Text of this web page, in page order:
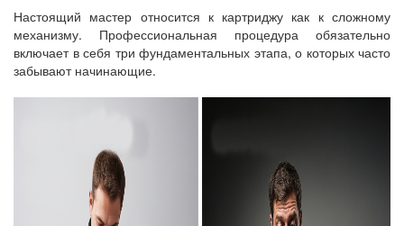
Настоящий мастер относится к картриджу как к сложному
механизму. Профессиональная процедура обязательно
включает в себя три фундаментальных этапа, о которых часто
забывают начинающие.